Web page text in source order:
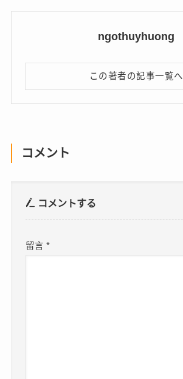
ngothuyhuong
この著者の記事一覧へ
コメント
コメントする
留言*